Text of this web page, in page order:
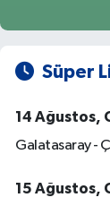
Süper
14 Ağustos,
Galatasaray -
15 Ağustos,